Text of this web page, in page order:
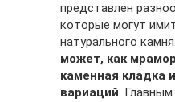
представлен
которые могут
натурального камня.
может, как
каменная кладка
вариаций.